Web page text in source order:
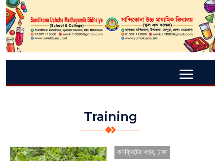
Training
কনক্রিটের শহর, ঢাকা